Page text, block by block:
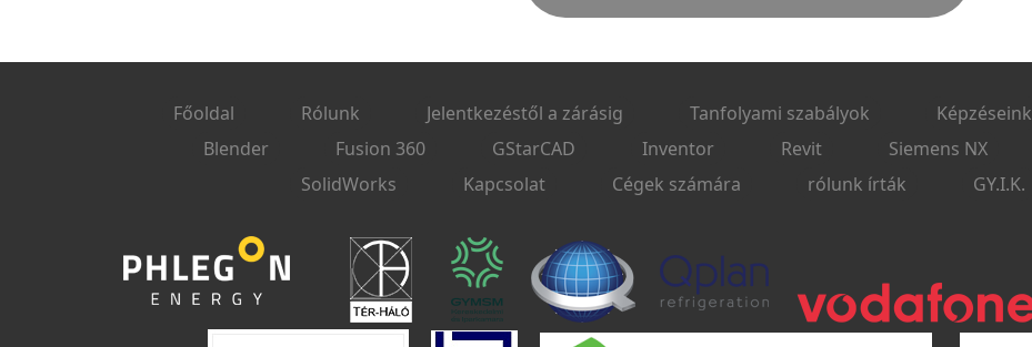
Főoldal Rólunk Jelentkezéstől a zárásig Tanfolyami szabályok Képzéseink
Blender
Fusion 360 GStarCAD Inventor Revit Siemens NX
SolidWorks
Kapcsolat Cégek számára rólunk írták GY.I.K.